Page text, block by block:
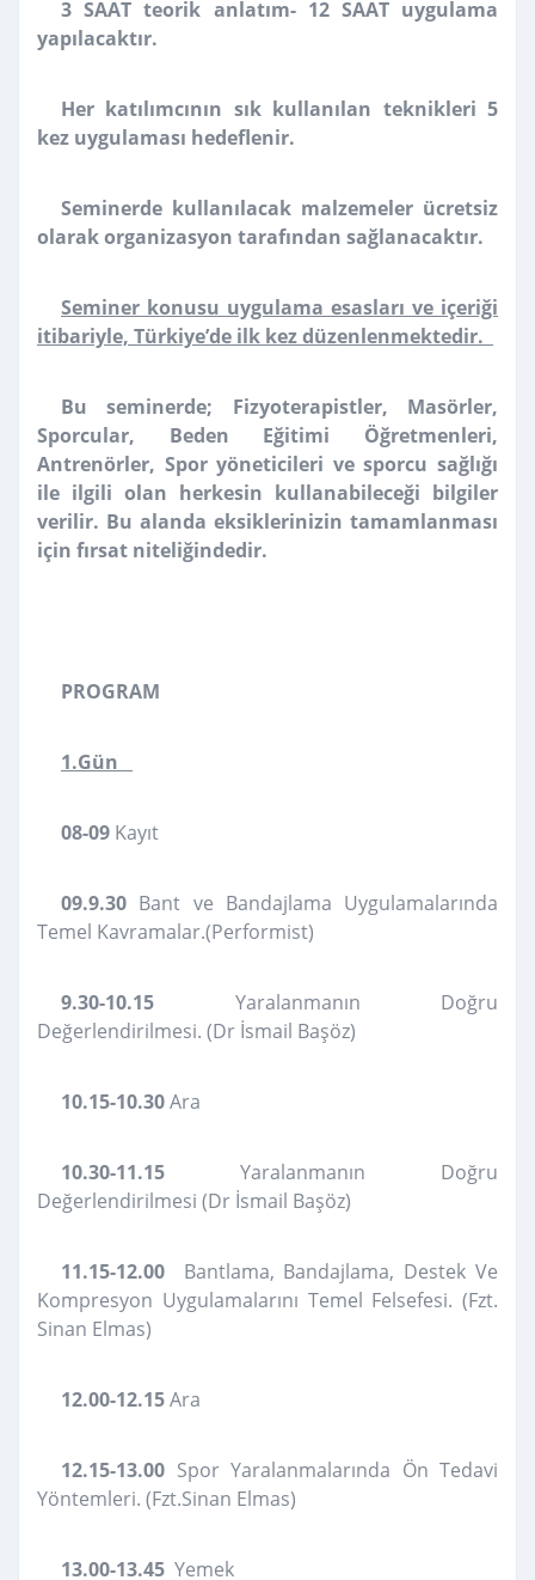
3 SAAT teorik anlatım- 12 SAAT uygulama
yapılacaktır.
Her katılımcının sık kullanılan teknikleri 5
kez uygulaması hedeflenir.
Seminerde kullanılacak malzemeler ücretsiz
olarak organizasyon tarafından sağlanacaktır.
Seminer konusu uygulama esasları ve içeriği
itibariyle, Türkiye’de ilk kez düzenlenmektedir.
Bu seminerde; Fizyoterapistler, Masörler,
Sporcular, Beden Eğitimi Öğretmenleri,
Antrenörler, Spor yöneticileri ve sporcu sağlığı
ile ilgili olan herkesin kullanabileceği bilgiler
verilir. Bu alanda eksiklerinizin tamamlanması
için fırsat niteliğindedir.
PROGRAM
1.Gün
08-09 Kayıt
09.9.30 Bant ve Bandajlama Uygulamalarında
Temel Kavramalar.(Performist)
9.30-10.15 Yaralanmanın Doğru
Değerlendirilmesi. (Dr İsmail Başöz)
10.15-10.30Ara
10.30-11.15 Yaralanmanın Doğru
Değerlendirilmesi (Dr İsmail Başöz)
11.15-12.00 Bantlama, Bandajlama, Destek Ve
Kompresyon Uygulamalarını Temel Felsefesi. (Fzt.
Sinan Elmas)
12.00-12.15Ara
12.15-13.00 Spor Yaralanmalarında Ön Tedavi
Yöntemleri. (Fzt.Sinan Elmas)
13.00-13.45 Yemek